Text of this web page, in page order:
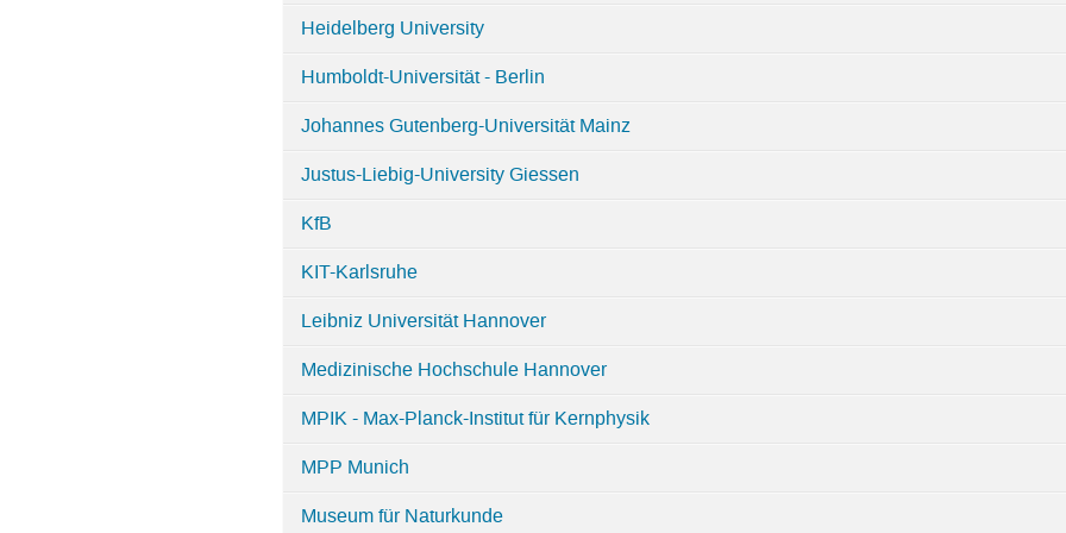
Heidelberg University
Humboldt-Universität - Berlin
Johannes Gutenberg-Universität Mainz
Justus-Liebig-University Giessen
KfB
KIT-Karlsruhe
Leibniz Universität Hannover
Medizinische Hochschule Hannover
MPIK - Max-Planck-Institut für Kernphysik
MPP Munich
Museum für Naturkunde